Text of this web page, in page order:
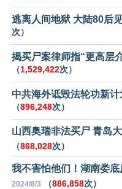
逃离人间地狱 大陆80后
次）
揭买尸案律师指“更高层
（1,529,422次）
中共海外诋毁法轮功新
（896,248次）
山西奥瑞非法买尸 青岛
（868,028次）
我不害怕他们！湖南娄
2024/8/3 （886,858次）